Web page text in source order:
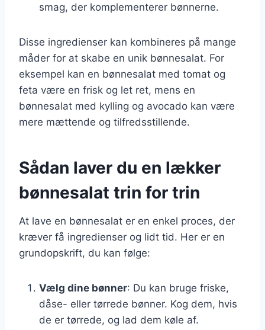
smag, der komplementerer bønnerne.
Disse ingredienser kan kombineres på mange
måder for at skabe en unik bønnesalat. For
eksempel kan en bønnesalat med tomat og
feta være en frisk og let ret, mens en
bønnesalat med kylling og avocado kan være
mere mættende og tilfredsstillende.
Sådan laver du en lækker
bønnesalat trin for trin
At lave en bønnesalat er en enkel proces, der
kræver få ingredienser og lidt tid. Her er en
grundopskrift, du kan følge:
Vælg dine bønner: Du kan bruge friske,
dåse- eller tørrede bønner. Kog dem, hvis
de er tørrede, og lad dem køle af.